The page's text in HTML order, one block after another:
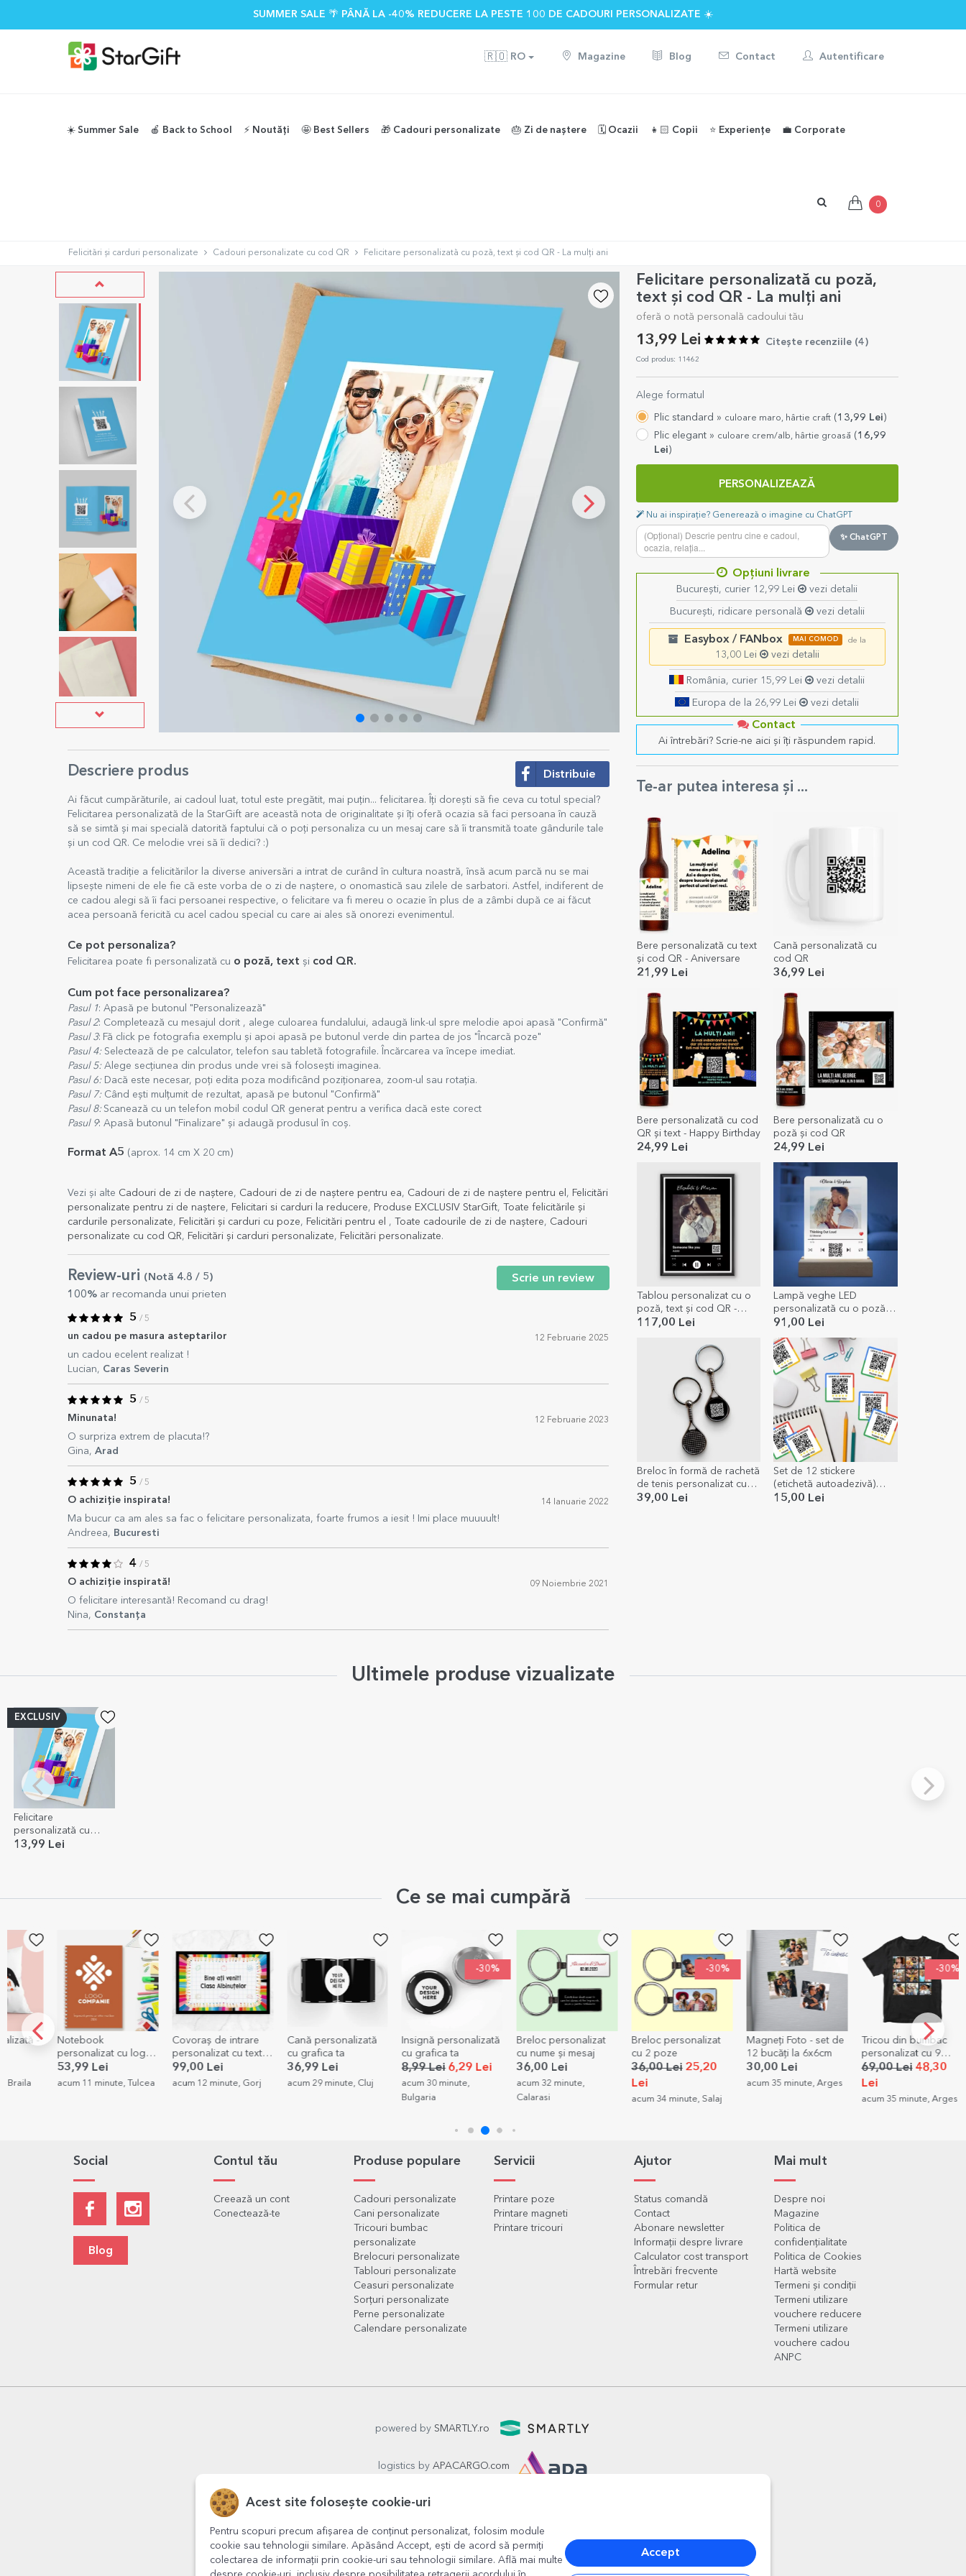
SUMMER SALE 🌴 PÂNĂ LA -40% REDUCERE LA PESTE 100 DE CADOURI PERSONALIZATE ☀️
🇷🇴 RO Magazine Blog Contact Autentificare
☀️ Summer Sale 🍎 Back to School ⚡️ Noutăți 🤩 Best Sellers 🎁 Cadouri personalizate 🎂 Zi de naștere 🗓️ Ocazii 👧🏻 Copii ⭐️ Experiențe 💼 Corporate
0
Felicitări și carduri personalizate Cadouri personalizate cu cod QR Felicitare personalizată cu poză, text și cod QR - La mulți ani
Felicitare personalizată cu poză,
text și cod QR - La mulți ani
oferă o notă personală cadoului tău
13,99 Lei Citește recenziile (4)
Cod produs: 11462
Alege formatul
Plic standard » culoare maro, hârtie craft(13,99 Lei)
Plic elegant » culoare crem/alb, hârtie groasă (16,99
Lei)
PERSONALIZEAZĂ
Nu ai inspirație? Generează o imagine cu ChatGPT
✨ ChatGPT
Opțiuni livrare
București, curier 12,99 Lei vezi detalii
București, ridicare personală vezi detalii
Easybox / FANbox MAI COMOD de la
13,00 Lei vezi detalii
România, curier 15,99 Lei vezi detalii
Europa de la 26,99 Lei vezi detalii
Contact
Ai întrebări? Scrie-ne aici și îți răspundem rapid.
Te-ar putea interesa și ...
Bere personalizată cu text
și cod QR - Aniversare
21,99 Lei
Cană personalizată cu
cod QR
36,99 Lei
Bere personalizată cu cod
QR și text - Happy Birthday
24,99 Lei
Bere personalizată cu o
poză și cod QR
24,99 Lei
Tablou personalizat cu o
poză, text și cod QR -
Melodia noastră
117,00 Lei
Lampă veghe LED
personalizată cu o poză și
cod QR - Melodia noastră
91,00 Lei
Breloc în formă de rachetă
de tenis personalizat cu
cod QR - Adaugă
39,00 Lei
Set de 12 stickere
(etichetă autoadezivă)
personalizate cu text și
15,00 Lei
Descriere produs Distribuie
Ai făcut cumpărăturile, ai cadoul luat, totul este pregătit, mai puțin... felicitarea. Îți dorești să fie ceva cu totul special?
Felicitarea personalizată de la StarGift are această nota de originalitate și îți oferă ocazia să faci persoana în cauză
să se simtă și mai specială datorită faptului că o poți personaliza cu un mesaj care să îi transmită toate gândurile tale
și un cod QR. Ce melodie vrei să îi dedici? :)
Această tradiție a felicitărilor la diverse aniversări a intrat de curând în cultura noastră, însă acum parcă nu se mai
lipsește nimeni de ele fie că este vorba de o zi de naștere, o onomastică sau zilele de sarbatori. Astfel, indiferent de
ce cadou alegi să îi faci persoanei respective, o felicitare va fi mereu o ocazie în plus de a zâmbi după ce ai făcut
acea persoană fericită cu acel cadou special cu care ai ales să onorezi evenimentul.
Ce pot personaliza?
Felicitarea poate fi personalizată cu o poză, text și cod QR.
Cum pot face personalizarea?
Pasul 1: Apasă pe butonul "Personalizează"
Pasul 2: Completează cu mesajul dorit , alege culoarea fundalului, adaugă link-ul spre melodie apoi apasă "Confirmă"
Pasul 3: Fă click pe fotografia exemplu și apoi apasă pe butonul verde din partea de jos "Încarcă poze"
Pasul 4: Selectează de pe calculator, telefon sau tabletă fotografiile. Încărcarea va începe imediat.
Pasul 5: Alege secțiunea din produs unde vrei să folosești imaginea.
Pasul 6: Dacă este necesar, poți edita poza modificând poziționarea, zoom-ul sau rotația.
Pasul 7: Când ești mulțumit de rezultat, apasă pe butonul "Confirmă"
Pasul 8: Scanează cu un telefon mobil codul QR generat pentru a verifica dacă este corect
Pasul 9: Apasă butonul "Finalizare" și adaugă produsul în coș.
Format A5 (aprox. 14 cm X 20 cm)
Vezi și alte Cadouri de zi de naștere, Cadouri de zi de naștere pentru ea, Cadouri de zi de naștere pentru el , Felicitări
personalizate pentru zi de naștere, Felicitari si carduri la reducere, Produse EXCLUSIV StarGift,
Toate felicitările și
cardurile personalizate, Felicitări și carduri cu poze, Felicitări pentru el , Toate cadourile de zi de naștere, Cadouri
personalizate cu cod QR, Felicitări și carduri personalizate, Felicitări personalizate.
Review-uri (Notă 4.8 / 5)
100% ar recomanda unui prieten
Scrie un review
5 / 5
un cadou pe masura asteptarilor 12 Februarie 2025
un cadou ecelent realizat !
Lucian, Caras Severin
5 / 5
Minunata! 12 Februarie 2023
O surpriza extrem de placuta!?
Gina, Arad
5 / 5
O achiziție inspirata! 14 Ianuarie 2022
Ma bucur ca am ales sa fac o felicitare personalizata, foarte frumos a iesit ! Imi place muuuult!
Andreea, Bucuresti
4 / 5
O achiziție inspirată! 09 Noiembrie 2021
O felicitare interesantă! Recomand cu drag!
Nina, Constanța
Ultimele produse vizualizate
EXCLUSIV
Felicitare
personalizată cu
poză, text și cod QR -
13,99 Lei
Ce se mai cumpără
Notebook
personalizat cu logo
53,99 Lei
acum 11 minute, Tulcea
Covoraș de intrare
personalizat cu text -
99,00 Lei
acum 12 minute, Gorj
Cană personalizată
cu grafica ta
36,99 Lei
acum 29 minute, Cluj
-30%
Insignă personalizată
cu grafica ta
8,99 Lei6,29 Lei
acum 30 minute,
Breloc personalizat
cu nume și mesaj
36,00 Lei
acum 32 minute,
-30%
Breloc personalizat
cu 2 poze
36,00 Lei25,20
acum 34 minute, Salaj
Magneți Foto - set de
12 bucăți la 6x6cm
30,00 Lei
acum 35 minute, Arges
-30%
Tricou din bumbac
personalizat cu 9
fotografii
69,00 Lei48,30
Lei
acum 35 minute, Arges
Mini
9,99
Social
Blog
Contul tău
Creează un cont
Conectează-te
Produse populare
Cadouri personalizate
Cani personalizate
Tricouri bumbac
personalizate
Brelocuri personalizate
Tablouri personalizate
Ceasuri personalizate
Sorțuri personalizate
Perne personalizate
Calendare personalizate
Servicii
Printare poze
Printare magneti
Printare tricouri
Ajutor
Status comandă
Contact
Abonare newsletter
Informații despre livrare
Calculator cost transport
Întrebări frecvente
Formular retur
Mai mult
Despre noi
Magazine
Politica de
confidențialitate
Politica de Cookies
Hartă website
Termeni și condiții
Termeni utilizare
vouchere reducere
Termeni utilizare
vouchere cadou
ANPC
powered by SMARTLY.ro
logistics byAPACARGO.com
Acest site folosește cookie-uri
Pentru scopuri precum afișarea de conținut personalizat, folosim module
cookie sau tehnologii similare. Apăsând Accept, ești de acord să permiți
colectarea de informații prin cookie-uri sau tehnologii similare. Află mai multe
Accept